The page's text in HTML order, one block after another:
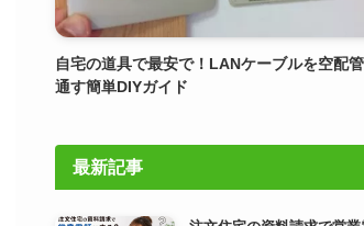
自宅の道具で最安で！LANケーブルを空配
通す簡単DIYガイド
最新記事